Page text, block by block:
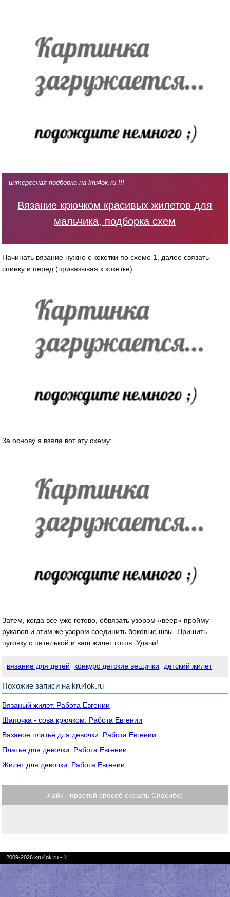
интересная подборка на kru4ok.ru !!!
Вязание крючком красивых жилетов для
мальчика, подборка схем
Начинать вязание нужно с кокетки по схеме 1, далее связать
спинку и перед (привязывая к кокетке).
За основу я взяла вот эту схему:
Затем, когда все уже готово, обвязать узором «веер» пройму
рукавов и этим же узором соединить боковые швы. Пришить
пуговку с петелькой и ваш жилет готов. Удачи!
вязание для детей конкурс детские вещички детский жилет
Похожие записи на kru4ok.ru
Вязаный жилет. Работа Евгении
Шапочка - сова крючком. Работа Евгении
Вязаное платье для девочки. Работа Евгении
Платье для девочки. Работа Евгении
Жилет для девочки. Работа Евгении
Лайк - простой способ сказать Спасибо!
2009-2026 kru4ok.ru • У